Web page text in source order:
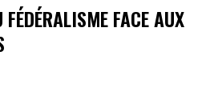
FACE AUX